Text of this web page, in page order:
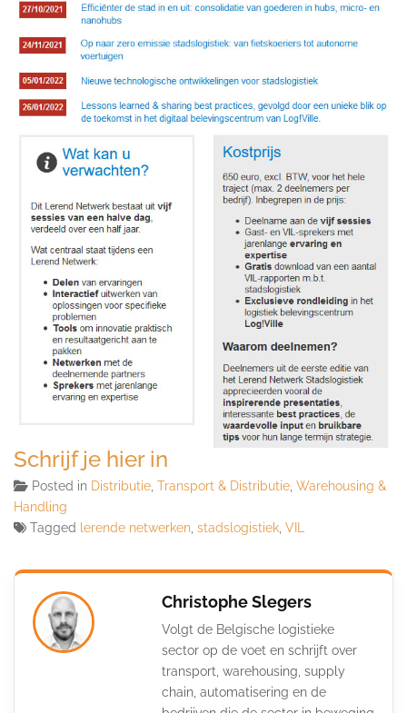
Schrijf je hier in
Posted in Distributie Transport & Distributie Warehousing &
Handling
Tagged
lerende netwerken stadslogistiek VIL
Christophe Slegers
Volgt de Belgische logistieke
sector op de voet en schrijft over
transport, warehousing, supply
chain, automatisering en de